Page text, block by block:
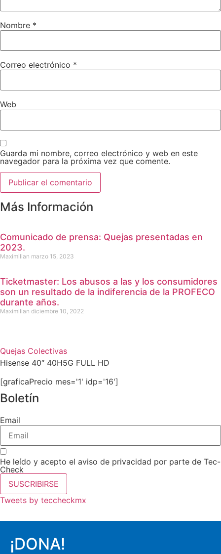
Nombre *
Correo electrónico *
Web
Guarda mi nombre, correo electrónico y web en este
navegador para la próxima vez que comente.
Más Información
Comunicado de prensa: Quejas presentadas en
2023.
Maximilian marzo 15, 2023
Ticketmaster: Los abusos a las y los consumidores
son un resultado de la indiferencia de la PROFECO
durante años.
Maximilian diciembre 10, 2022
Quejas Colectivas
Hisense 40″ 40H5G FULL HD
[graficaPrecio mes='1' idp='16']
Boletín
Email
He leído y acepto el aviso de privacidad por parte de Tec-
Check
SUSCRIBIRSE
Tweets by teccheckmx
¡DONA!​